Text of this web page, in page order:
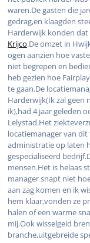
waren.De gasten die
gedrag,en klaagden
Harderwijk konden dat
Krijco.De omzet in
ogen aanzien hoe
niet begrepen en
heb gezien hoe
te gaan.De
Harderwijk(Ik zal geen
ik),had 4 jaar geleden
Lelystad.Het
locatiemanager van
administratie op laten
gespecialiseerd
mensen.Het is helaas
manager snapt niet
aan zag komen en ik
hem klaar,vonden ze
halen of een warme
mij.Ook wisselgeld
branche,uitgebreide